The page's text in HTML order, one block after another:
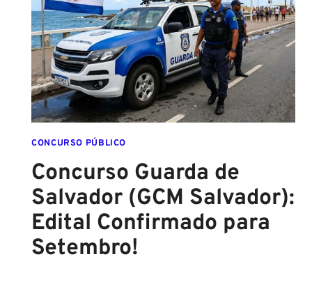
ESCOLA
FORMADO
EM
DIREITO
CONCURSO PÚBLICO
Concurso Guarda de
Salvador (GCM Salvador):
Edital Confirmado para
Setembro!